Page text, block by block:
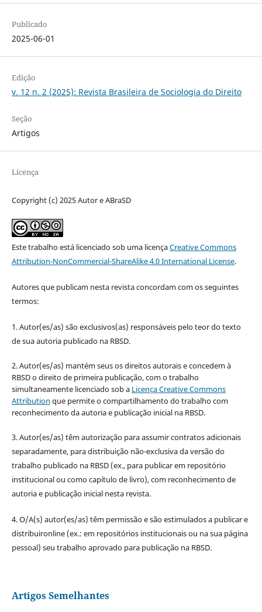
Publicado
2025-06-01
Edição
v. 12 n. 2 (2025): Revista Brasileira de Sociologia do Direito
Seção
Artigos
Licença
Copyright (c) 2025 Autor e ABraSD
Este trabalho está licenciado sob uma licençaCreative Commons
Attribution-NonCommercial-ShareAlike 4.0 International License.
Autores que publicam nesta revista concordam com os seguintes
termos:
1. Autor(es/as) são exclusivos(as) responsáveis pelo teor do texto
de sua autoria publicado na RBSD.
2. Autor(es/as) mantém seus os direitos autorais e concedem à
RBSD o direito de primeira publicação, com o trabalho
simultaneamente licenciado sob a Licença Creative Commons
Attribution que permite o compartilhamento do trabalho com
reconhecimento da autoria e publicação inicial na RBSD.
3. Autor(es/as) têm autorização para assumir contratos adicionais
separadamente, para distribuição não-exclusiva da versão do
trabalho publicado na RBSD (ex., para publicar em repositório
institucional ou como capítulo de livro), com reconhecimento de
autoria e publicação inicial nesta revista.
4. O/A(s) autor(es/as) têm permissão e são estimulados a publicar e
distribuironline (ex.: em repositórios institucionais ou na sua página
pessoal) seu trabalho aprovado para publicação na RBSD.
Artigos Semelhantes